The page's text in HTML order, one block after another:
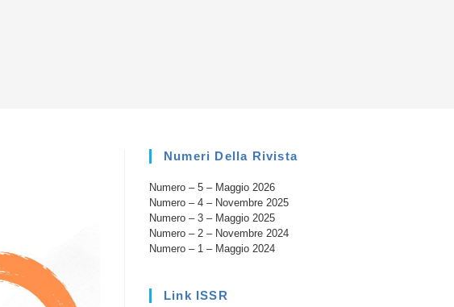
Numeri Della Rivista
Numero – 5 – Maggio 2026
Numero – 4 – Novembre 2025
Numero – 3 – Maggio 2025
Numero – 2 – Novembre 2024
Numero – 1 – Maggio 2024
Link ISSR